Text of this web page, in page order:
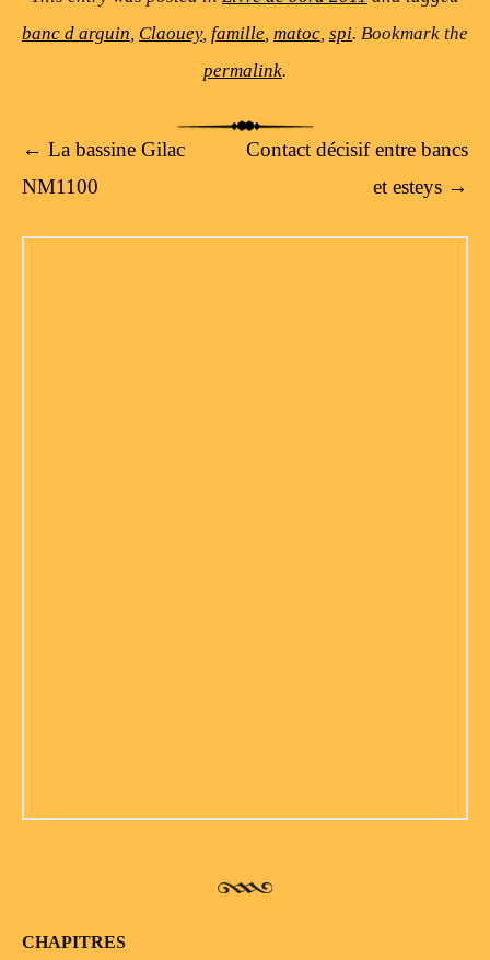
banc d arguin Claouey, famille matoc spi. Bookmark the
permalink.
Post navigation
← La bassine Gilac
NM1100
Contact décisif entre bancs
et esteys →
CHAPITRES